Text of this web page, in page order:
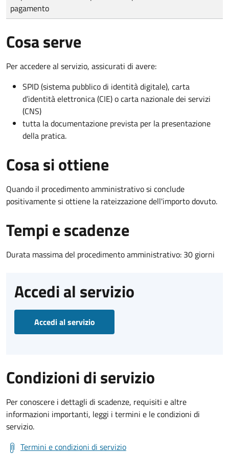
pagamento
Cosa serve
Per accedere al servizio, assicurati di avere:
SPID (sistema pubblico di identità digitale), carta
d’identità elettronica (CIE) o carta nazionale dei servizi
(CNS)
tutta la documentazione prevista per la presentazione
della pratica.
Cosa si ottiene
Quando il procedimento amministrativo si conclude
positivamente si ottiene la rateizzazione dell'importo dovuto.
Tempi e scadenze
Durata massima del procedimento amministrativo: 30 giorni
Accedi al servizio
Accedi al servizio
Condizioni di servizio
Per conoscere i dettagli di scadenze, requisiti e altre
informazioni importanti, leggi i termini e le condizioni di
servizio.
Termini e condizioni di servizio